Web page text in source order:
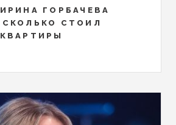
ГОРБАЧЕВА
СКОЛЬКО СТОИЛ